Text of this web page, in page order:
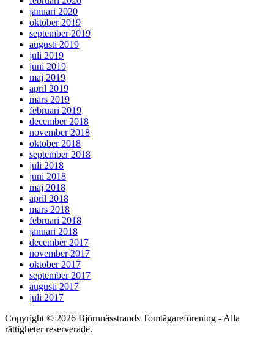
januari 2020
oktober 2019
september 2019
augusti 2019
juli 2019
juni 2019
maj 2019
april 2019
mars 2019
februari 2019
december 2018
november 2018
oktober 2018
september 2018
juli 2018
juni 2018
maj 2018
april 2018
mars 2018
februari 2018
januari 2018
december 2017
november 2017
oktober 2017
september 2017
augusti 2017
juli 2017
Copyright © 2026 Björnnässtrands Tomtägareförening - Alla
rättigheter reserverade.